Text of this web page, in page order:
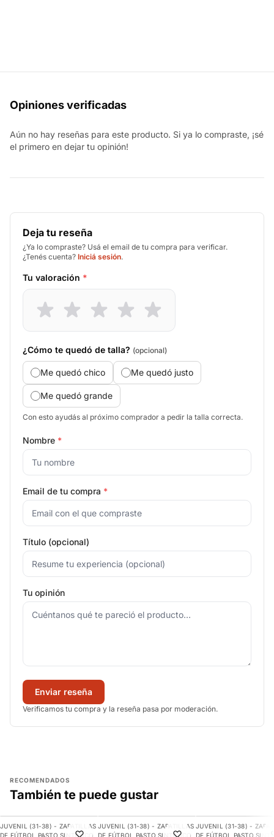
Opiniones verificadas
Aún no hay reseñas para este producto. Si ya lo compraste, ¡sé
el primero en dejar tu opinión!
Deja tu reseña
¿Ya lo compraste? Usá el email de tu compra para verificar.
¿Tenés cuenta? Iniciá sesión.
Tu valoración *
¿Cómo te quedó de talla? (opcional)
Me quedó chico Me quedó justo
Me quedó grande
Con esto ayudás al próximo comprador a pedir la talla correcta.
Nombre *
Email de tu compra *
Título (opcional)
Tu opinión
Enviar reseña
Verificamos tu compra y la reseña pasa por moderación.
RECOMENDADOS
También te puede gustar
-10%
AGREGAR
JUVENIL (31-38) - ZAPATILLAS
DE FÚTBOL PASTO SINTÉTICO
-14%
AGREGAR
JUVENIL (31-38) - ZAPATILLAS
DE FÚTBOL PASTO SINTÉTICO
-22%
JUVENIL (31-38) -
DE FÚTBOL PASTO